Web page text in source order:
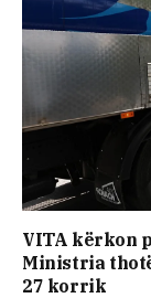
VITA kërkon
Ministria
27 korrik